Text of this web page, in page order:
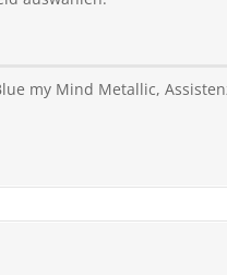
my Mind Metallic,